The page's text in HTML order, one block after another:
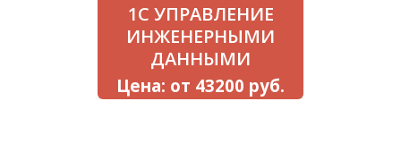
1С УПРАВЛЕНИЕ
ИНЖЕНЕРНЫМИ
ДАННЫМИ
Цена: от 43200 руб.